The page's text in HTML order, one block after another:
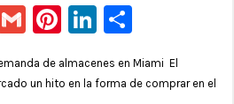
GmailPinterest
LinkedIn
de almacenes en Miami El
un hito en la forma de comprar en el